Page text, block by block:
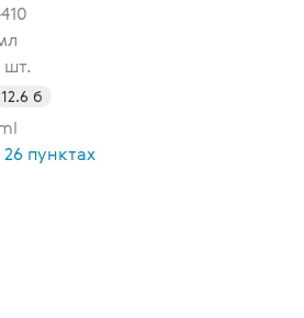
шт.
12.6 б
26 пунктах